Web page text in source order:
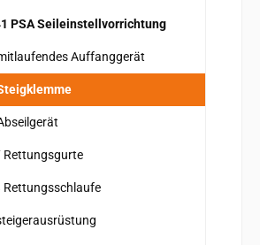
PSA Seileinstellvorrichtung
Auffanggerät
Rettungsgurte
Rettungsschlaufe